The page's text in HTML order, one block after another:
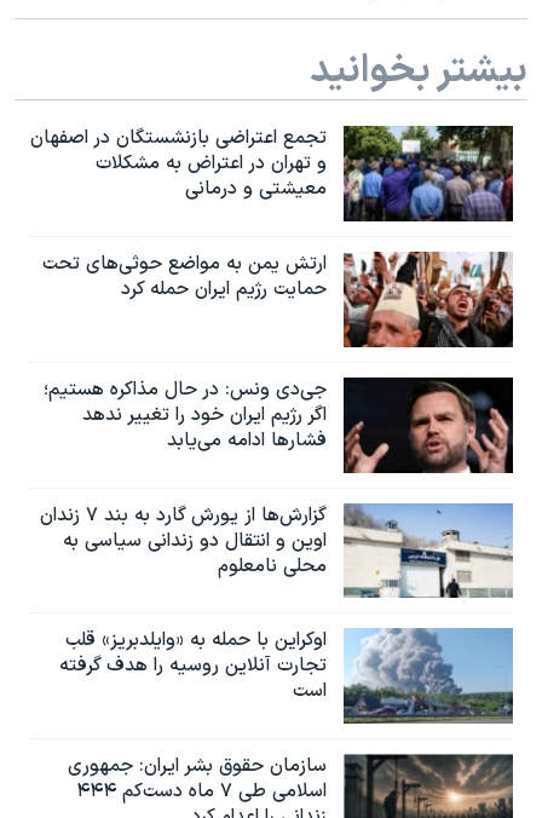
بیشتر بخوانید
تجمع اعتراضی بازنشستگان در اصفهان
و تهران در اعتراض به مشکلات
معیشتی و درمانی
ارتش یمن به مواضع حوثی‌های تحت
حمایت رژیم ایران حمله کرد
جی‌دی ونس: در حال مذاکره هستیم؛
اگر رژیم ایران خود را تغییر ندهد
فشارها ادامه می‌یابد
گزارش‌ها از یورش گارد به بند ۷ زندان
اوین و انتقال دو زندانی سیاسی به
محلی نامعلوم
اوکراین با حمله به «وایلدبریز» قلب
تجارت آنلاین روسیه را هدف گرفته
است
سازمان حقوق بشر ایران: جمهوری
اسلامی طی ۷ ماه دست‌کم ۴۴۴